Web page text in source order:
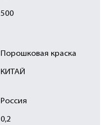
500
Порошковая краска
КИТАЙ
Россия
0,2